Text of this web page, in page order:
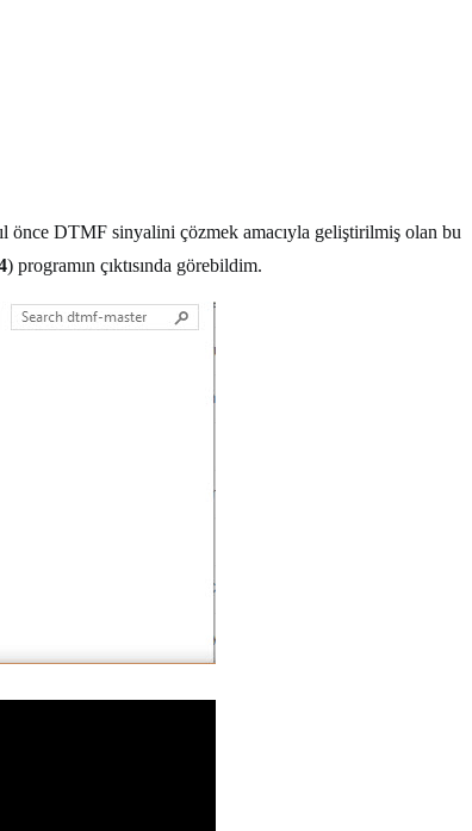
önce DTMF sinyalini çözmek amacıyla geliştirilmiş olan bu
) programın çıktısında görebildim.